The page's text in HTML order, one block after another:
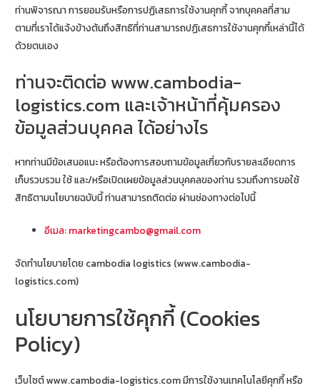
ท่านพิจารณา การยอมรับหรือการปฏิเสธการใช้งานคุกกี้ จากบุคคลที่สาม
ตามที่เราได้แจ้งข้างต้นถึงสิทธิที่ท่านสามารถปฏิเสธการใช้งานคุกกี้เหล่านี้ได้
ด้วยตนเอง
ท่านจะติดต่อ www.cambodia-
logistics.com และเจ้าหน้าที่คุ้มครอง
ข้อมูลส่วนบุคคล ได้อย่างไร
หากท่านมีข้อเสนอแนะ หรือต้องการสอบถามข้อมูลเกี่ยวกับรายละเอียดการ
เก็บรวบรวม ใช้ และ/หรือเปิดเผยข้อมูลส่วนบุคคลของท่าน รวมถึงการขอใช้
สิทธิตามนโยบายฉบับนี้ ท่านสามารถติดต่อ ผ่านช่องทางต่อไปนี้
อีเมล: marketingcambo@gmail.com
จัดทำนโยบายโดย cambodia logistics (www.cambodia-
logistics.com)
นโยบายการใช้คุกกี้ (Cookies
Policy)
เว็บไซต์ www.cambodia-logistics.com มีการใช้งานเทคโนโลยีคุกกี้ หรือ